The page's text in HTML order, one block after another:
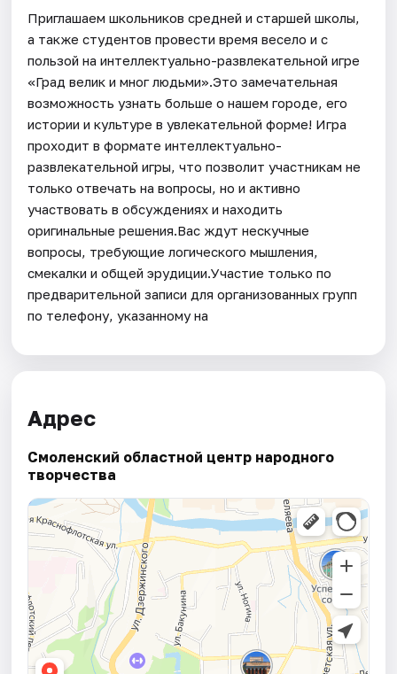
Приглашаем школьников средней и старшей школы,
а также студентов провести время весело и с
пользой на интеллектуально-развлекательной игре
«Град велик и мног людьми».Это замечательная
возможность узнать больше о нашем городе, его
истории и культуре в увлекательной форме! Игра
проходит в формате интеллектуально-
развлекательной игры, что позволит участникам не
только отвечать на вопросы, но и активно
участвовать в обсуждениях и находить
оригинальные решения.Вас ждут нескучные
вопросы, требующие логического мышления,
смекалки и общей эрудиции.Участие только по
предварительной записи для организованных групп
по телефону, указанному на
Адрес
Смоленский областной центр народного
творчества